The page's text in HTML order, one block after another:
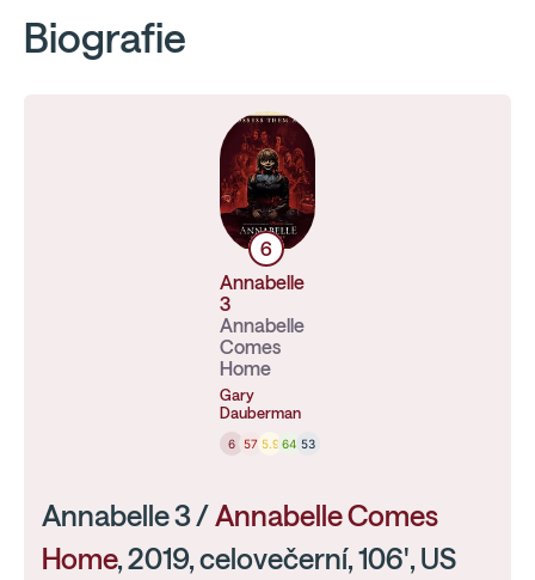
Biografie
6
Annabelle
3
Annabelle
Comes
Home
Gary
Dauberman
6 57 5.9 64 53
Annabelle 3 /Annabelle Comes
Home, 2019, celovečerní, 106', US